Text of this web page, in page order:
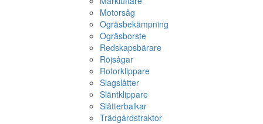
Motorsåg
Ogräsbekämpning
Ogräsborste
Redskapsbärare
Röjsågar
Rotorklippare
Slagslåtter
Släntklippare
Slåtterbalkar
Trädgårdstraktor